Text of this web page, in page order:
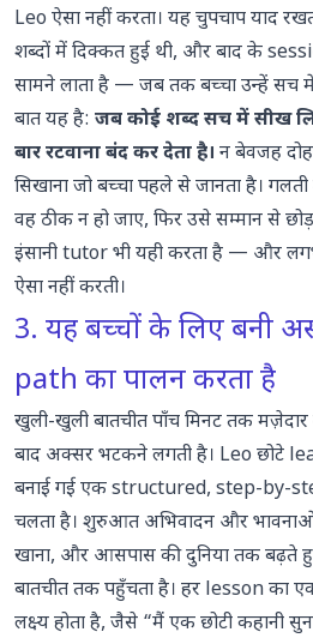
Leo ऐसा नहीं करता। यह चुपचाप याद
शब्दों में दिक्कत हुई थी, और बाद के
सामने लाता है — जब तक बच्चा उन्हें
बात यह है: जब कोई शब्द सच में सीख
बार रटवाना बंद कर देता है। न बेवजह
सिखाना जो बच्चा पहले से जानता है।
वह ठीक न हो जाए, फिर उसे सम्मान से
इंसानी tutor भी यही करता है — और
ऐसा नहीं करती।
3. यह बच्चों के लिए बनी
path का पालन करता है
खुली-खुली बातचीत पाँच मिनट तक
बाद अक्सर भटकने लगती है। Leo छोटे
बनाई गई एक structured, step-by-
चलता है। शुरुआत अभिवादन और भावनाओं
खाना, और आसपास की दुनिया तक बढ़ते
बातचीत तक पहुँचता है। हर lesson का
लक्ष्य होता है, जैसे “मैं एक छोटी कहानी